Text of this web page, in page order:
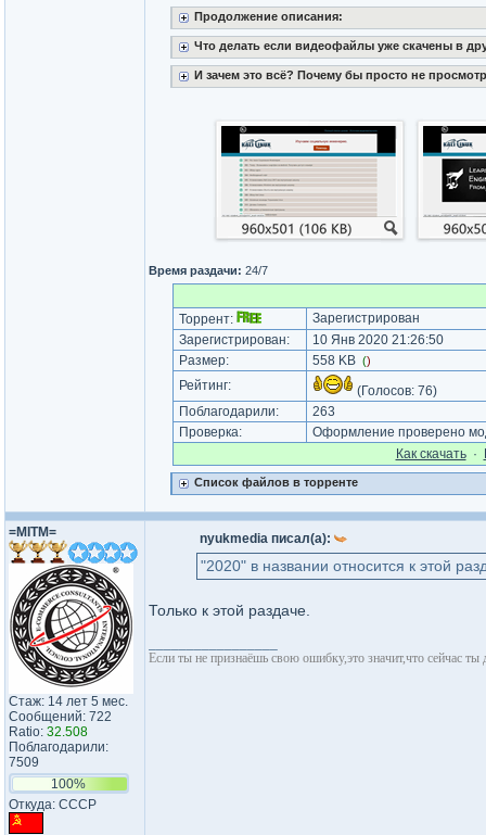
Продолжение описания:
Что делать если видеофайлы уже скачены в
И зачем это всё? Почему бы просто не
Время раздачи: 24/7
Торрент:
Зарегистрирован
Зарегистрирован:
10 Янв 2020 21:26:50
Размер:
558 KB ()
Рейтинг: (Голосов: 76)
Поблагодарили:
263
Проверка:
Оформление проверено
Как cкачать·
Список файлов в торренте
=MITM=
Стаж: 14 лет 5 мес.
Сообщений: 722
Ratio: 32.508
Поблагодарили:
7509
100%
Откуда: СССР
nyukmedia писал(а):
"2020" в названии относится к этой
Только к этой раздаче.
Если ты не признаёшь свою ошибку,это значит,что сейчас